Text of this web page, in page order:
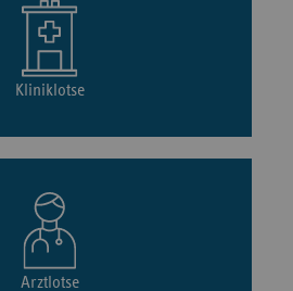
Kliniklotse
Arztlotse